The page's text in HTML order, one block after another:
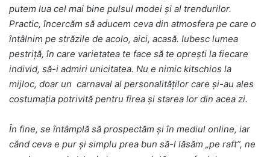
putem lua cel mai bine pulsul modei și al trendurilor.
Practic, încercăm să aducem ceva din atmosfera pe care o
întâlnim pe străzile de acolo, aici, acasă. Iubesc lumea
pestriță, în care varietatea te face să te oprești la fiecare
individ, să-i admiri unicitatea. Nu e nimic kitschios la
mijloc, doar un carnaval al personalităților care și-au ales
costumația potrivită pentru firea și starea lor din acea zi.
În fine, se întâmplă să prospectăm și în mediul online, iar
când ceva e pur și simplu prea bun să-l lăsăm „pe raft”, ne